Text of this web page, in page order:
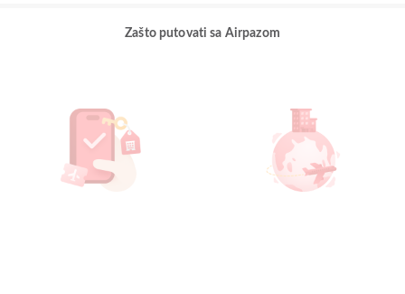
Zašto putovati sa Airpazom